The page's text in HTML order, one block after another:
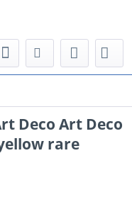
Deco Art Deco
rare